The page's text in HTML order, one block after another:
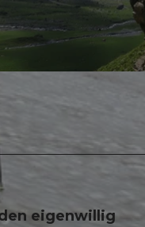
Laurén/ Markus Fehlmann, Verein Urner
eigenwillig